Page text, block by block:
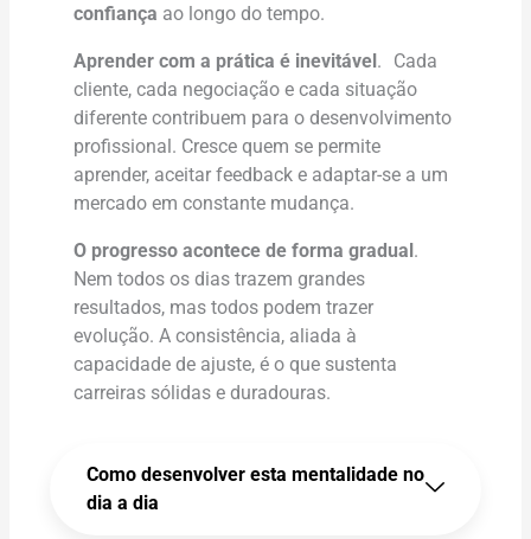
confiança ao longo do tempo.
Aprender com a prática é inevitável. Cada
cliente, cada negociação e cada situação
diferente contribuem para o desenvolvimento
profissional. Cresce quem se permite
aprender, aceitar feedback e adaptar-se a um
mercado em constante mudança.
O progresso acontece de forma gradual.
Nem todos os dias trazem grandes
resultados, mas todos podem trazer
evolução. A consistência, aliada à
capacidade de ajuste, é o que sustenta
carreiras sólidas e duradouras.
Como desenvolver esta mentalidade no
dia a dia